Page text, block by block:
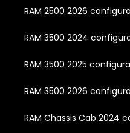
RAM 2500 2026
RAM 3500 2024
RAM 3500 2025
RAM 3500 2026
RAM Chassis Cab 2024